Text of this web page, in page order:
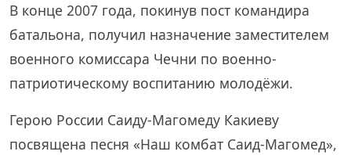
В конце 2007 года, покинув пост командира
батальона, получил назначение заместителем
военного комиссара Чечни по военно-
патриотическому воспитанию молодёжи.
Герою России Саиду-Магомеду Какиеву
посвящена песня «Наш комбат Саид-Магомед»,